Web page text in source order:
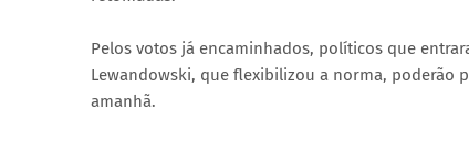
Pelos votos já encaminhados, políticos que
Lewandowski, que flexibilizou a norma, poderão
amanhã.